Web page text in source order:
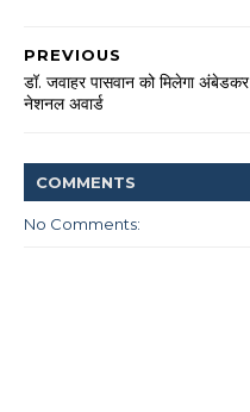
PREVIOUS
डॉ. जवाहर पासवान को मिलेगा अंबेडकर
नेशनल अवार्ड
COMMENTS
No Comments: